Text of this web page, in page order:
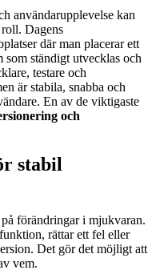
användarupplevelse kan
Dagens
där man placerar ett
som ständigt utvecklas och
testare och
är stabila, snabba och
En av de viktigaste
och
stabil
förändringar i mjukvaran.
rättar ett fel eller
Det gör det möjligt att
vem.